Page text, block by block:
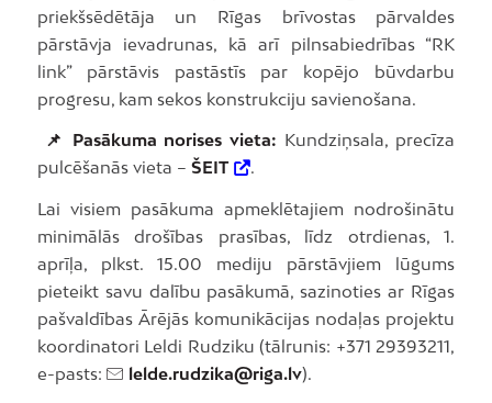
priekšsēdētāja un Rīgas brīvostas pārvaldes
pārstāvja ievadrunas, kā arī pilnsabiedrības “RK
link” pārstāvis pastāstīs par kopējo būvdarbu
progresu, kam sekos konstrukciju savienošana.
📌 Pasākuma norises vieta: Kundziņsala, precīza
pulcēšanās vieta – ŠEIT .
Lai visiem pasākuma apmeklētajiem nodrošinātu
minimālās drošības prasības, līdz otrdienas, 1.
aprīļa, plkst. 15.00 mediju pārstāvjiem lūgums
pieteikt savu dalību pasākumā, sazinoties ar Rīgas
pašvaldības Ārējās komunikācijas nodaļas projektu
koordinatori Leldi Rudziku (tālrunis: +371 29393211,
e-pasts:
lelde.rudzika@riga.lv).